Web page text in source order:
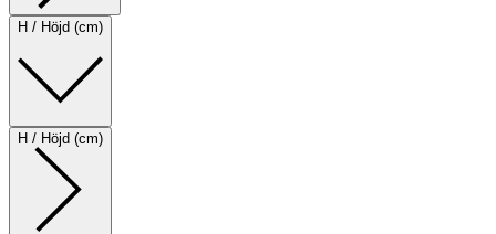
H / Höjd (cm)
H / Höjd (cm)